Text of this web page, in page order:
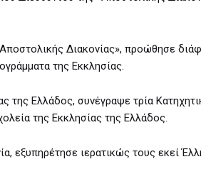
Διακονίας», προώθησε
της Eκκλησίας.
της Ελλάδος, συνέγραψε τρία
της Εκκλησίας της Ελλάδος.
εξυπηρέτησε ιερατικώς τους εκεί